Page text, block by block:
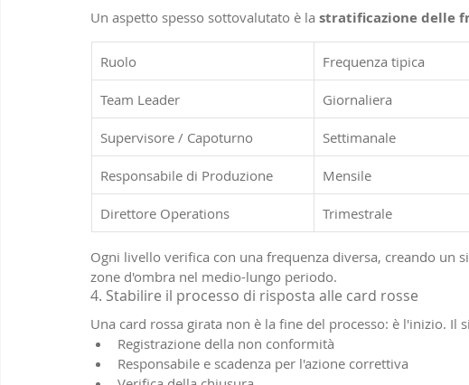
Un aspetto spesso sottovalutato è la stratificazione delle
Ruolo Frequenza tipica
Team Leader Giornaliera
Supervisore / Capoturno Settimanale
Responsabile di Produzione Mensile
Direttore Operations Trimestrale
Ogni livello verifica con una frequenza diversa, creando un
zone d'ombra nel medio-lungo periodo.
4. Stabilire il processo di risposta alle card rosse
Una card rossa girata non è la fine del processo: è l'inizio. Il
Registrazione della non conformità
Responsabile e scadenza per l'azione correttiva